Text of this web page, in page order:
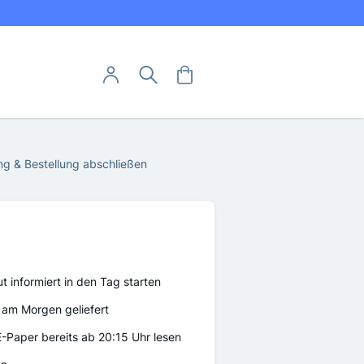
zum
User-Menü
Abo hier kündigen
& Bestellung abschließen
informiert in den Tag starten
Morgen geliefert
Paper bereits ab 20:15 Uhr lesen